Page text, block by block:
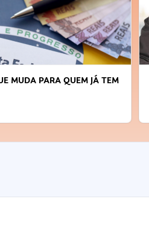
MUDA PARA QUEM JÁ TEM